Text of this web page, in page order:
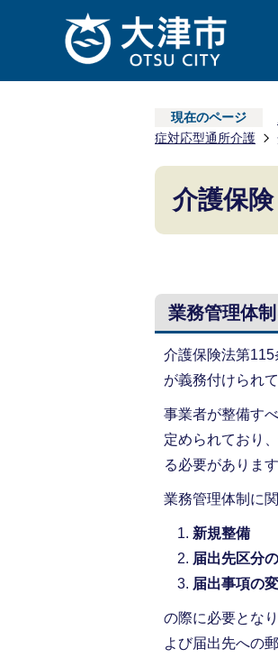
現在のページ
症対応型通所介護
介護保
業務管理体
介護保険法第
が義務付けられて
事業者が整備す
定められており
る必要があります
業務管理体制に
新規整備
届出先区分
届出事項の
の際に必要とな
よび届出先への